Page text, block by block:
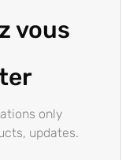
vous
only
updates.